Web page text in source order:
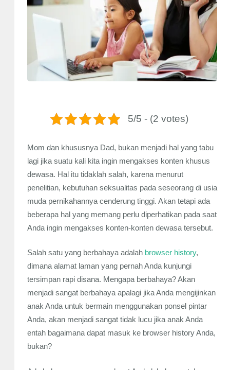
5/5 - (2 votes)
Mom dan khususnya Dad, bukan menjadi hal yang tabu
lagi jika suatu kali kita ingin mengakses konten khusus
dewasa. Hal itu tidaklah salah, karena menurut
penelitian, kebutuhan seksualitas pada seseorang di usia
muda pernikahannya cenderung tinggi. Akan tetapi ada
beberapa hal yang memang perlu diperhatikan pada saat
Anda ingin mengakses konten-konten dewasa tersebut.
Salah satu yang berbahaya adalah browser history,
dimana alamat laman yang pernah Anda kunjungi
tersimpan rapi disana. Mengapa berbahaya? Akan
menjadi sangat berbahaya apalagi jika Anda mengijinkan
anak Anda untuk bermain menggunakan ponsel pintar
Anda, akan menjadi sangat tidak lucu jika anak Anda
entah bagaimana dapat masuk ke browser history Anda,
bukan?